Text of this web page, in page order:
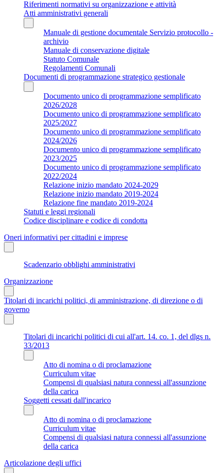
Riferimenti normativi su organizzazione e attività
Atti amministrativi generali
Manuale di gestione documentale Servizio protocollo -
archivio
Manuale di conservazione digitale
Statuto Comunale
Regolamenti Comunali
Documenti di programmazione strategico gestionale
Documento unico di programmazione semplificato
2026/2028
Documento unico di programmazione semplificato
2025/2027
Documento unico di programmazione semplificato
2024/2026
Documento unico di programmazione semplificato
2023/2025
Documento unico di programmazione semplificato
2022/2024
Relazione inizio mandato 2024-2029
Relazione inizio mandato 2019-2024
Relazione fine mandato 2019-2024
Statuti e leggi regionali
Codice disciplinare e codice di condotta
Oneri informativi per cittadini e imprese
Scadenzario obblighi amministrativi
Organizzazione
Titolari di incarichi politici, di amministrazione, di direzione o di
governo
Titolari di incarichi politici di cui all'art. 14. co. 1, del dlgs n.
33/2013
Atto di nomina o di proclamazione
Curriculum vitae
Compensi di qualsiasi natura connessi all'assunzione
della carica
Soggetti cessati dall'incarico
Atto di nomina o di proclamazione
Curriculum vitae
Compensi di qualsiasi natura connessi all'assunzione
della carica
Articolazione degli uffici